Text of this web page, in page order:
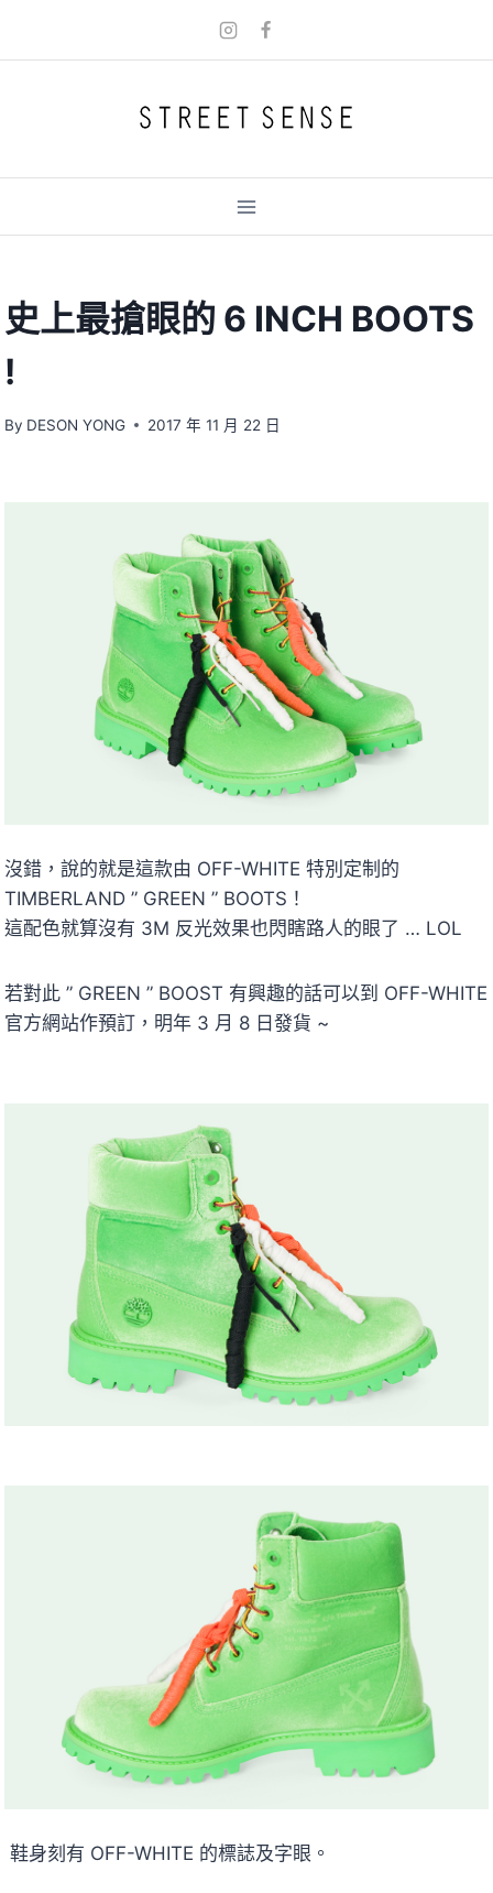
史上最搶眼的 6 INCH BOOTS
!
By DESON YONG 2017 年 11 月 22 日
沒錯，說的就是這款由 OFF-WHITE 特別定制的
TIMBERLAND ” GREEN ” BOOTS！
這配色就算沒有 3M 反光效果也閃瞎路人的眼了 … LOL
若對此 ” GREEN ” BOOST 有興趣的話可以到 OFF-WHITE
官方網站作預訂，明年 3 月 8 日發貨 ~
鞋身刻有 OFF-WHITE 的標誌及字眼。